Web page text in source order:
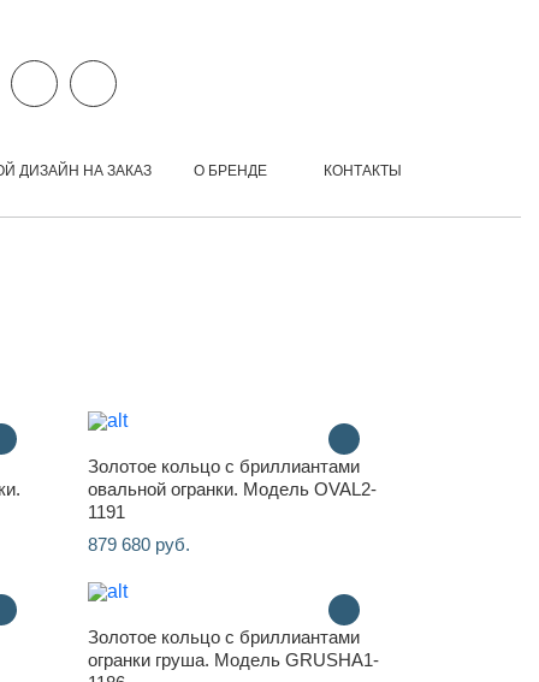
ДИЗАЙН НА ЗАКАЗ О БРЕНДЕ КОНТАКТЫ
Золотое кольцо с бриллиантами
овальной огранки. Модель OVAL2-
1191
879 680 руб.
Золотое кольцо с бриллиантами
огранки груша. Модель GRUSHA1-